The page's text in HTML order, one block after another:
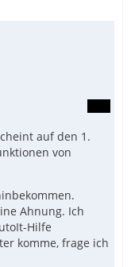
auf den 1.
von
Ahnung. Ich
Hilfe
komme, frage ich